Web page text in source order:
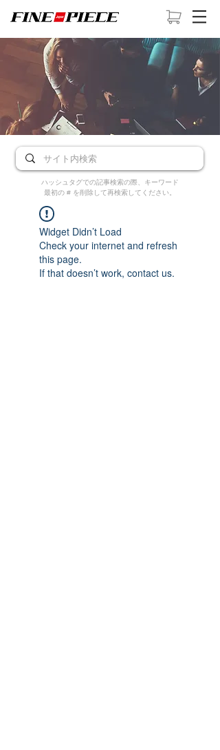
ハッシュタグでの記事検索の際、キーワード
最初の # を削除して再検索してください。
Widget Didn’t Load
Check your internet and refresh
this page.
If that doesn’t work, contact us.